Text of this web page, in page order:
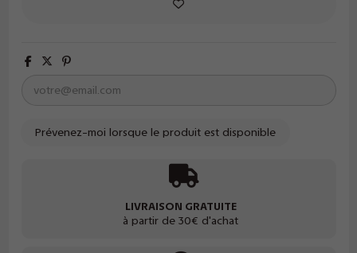
LIVRAISON GRATUITE
à partir de 30€ d'achat